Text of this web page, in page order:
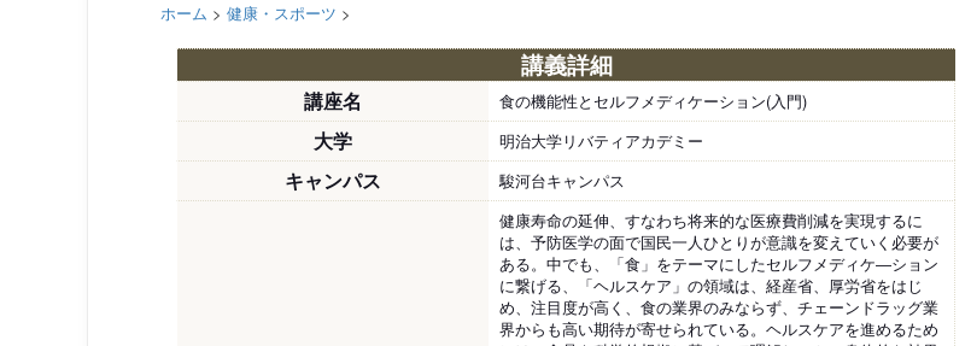
ホーム > 健康・スポーツ >
講義詳細
講座名 食の機能性とセルフメディケーション(入門)
大学 明治大学リバティアカデミー
キャンパス 駿河台キャンパス
健康寿命の延伸、すなわち将来的な医療費削減を実現するに
は、予防医学の面で国民一人ひとりが意識を変えていく必要が
ある。中でも、「食」をテーマにしたセルフメディケ―ション
に繋げる、「ヘルスケア」の領域は、経産省、厚労省をはじ
め、注目度が高く、食の業界のみならず、チェーンドラッグ業
界からも高い期待が寄せられている。ヘルスケアを進めるため